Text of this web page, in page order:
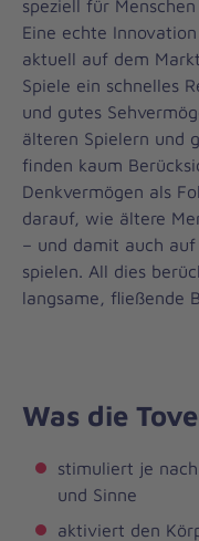
speziell für
Eine echte
aktuell auf dem
Spiele ein schnelles
und gutes
älteren Spielern und
finden kaum
Denkvermögen als
darauf, wie ältere
– und damit auch
spielen. All dies
langsame, fließende
Was die
stimuliert je
und Sinne
aktiviert den